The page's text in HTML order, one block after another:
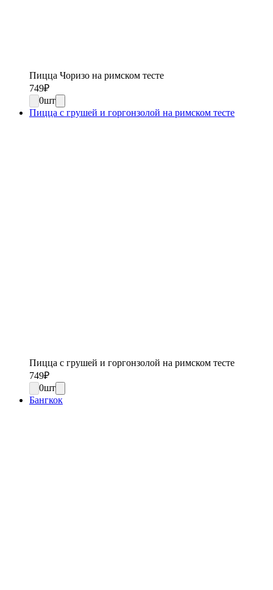
Пицца Чоризо на римском тесте
749₽
0шт
Пицца с грушей и горгонзолой на римском тесте
Пицца с грушей и горгонзолой на римском тесте
749₽
0шт
Бангкок